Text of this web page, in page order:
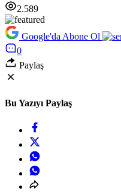
2.589
Google'da Abone Ol
0
Paylaş
Bu Yazıyı Paylaş